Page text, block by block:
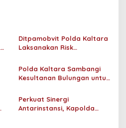
Ditpamobvit Polda Kaltara
Laksanakan Risk
Monaco Tarakan
Polda Kaltara Sambangi
Kesultanan Bulungan untuk
Perkuat Sinergi
Antarinstansi, Kapolda